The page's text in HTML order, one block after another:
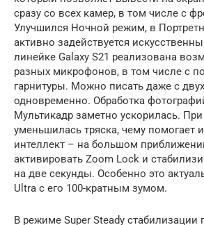
сразу со всех камер, в том числе с
Улучшился Ночной режим, в
активно задействуется
линейке Galaxy S21 реализована
разных микрофонов, в том числе с
гарнитуры. Можно писать даже с
одновременно. Обработка
Мультикадр заметно ускорилась.
уменьшилась тряска, чему помогает
интеллект – на большом
активировать Zoom Lock и
на две секунды. Особенно это
Ultra с его 100-кратным зумом.
В режиме Super Steady стабилизации